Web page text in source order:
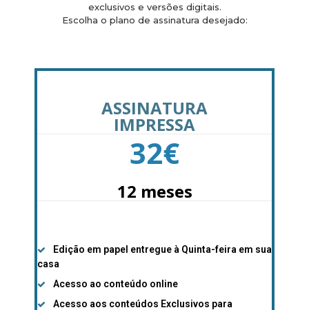
exclusivos e versões digitais.
Escolha o plano de assinatura desejado:
ASSINATURA
IMPRESSA
32€
12 meses
Edição em papel entregue à Quinta-feira em sua
casa
Acesso ao conteúdo online
Acesso aos conteúdos Exclusivos para